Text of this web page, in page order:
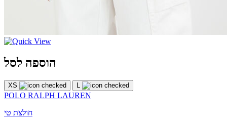
הוספה לסל
XS L
POLO RALPH LAUREN
חולצת טי